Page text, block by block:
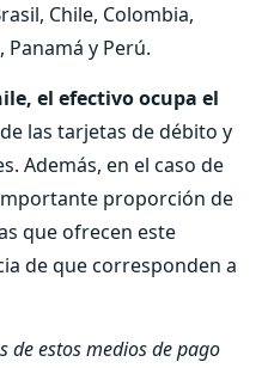
Chile, Colombia,
Panamá y Perú.
el efectivo ocupa el
las tarjetas de débito y
Además, en el caso de
proporción de
que ofrecen este
de que corresponden a
de estos medios de pago